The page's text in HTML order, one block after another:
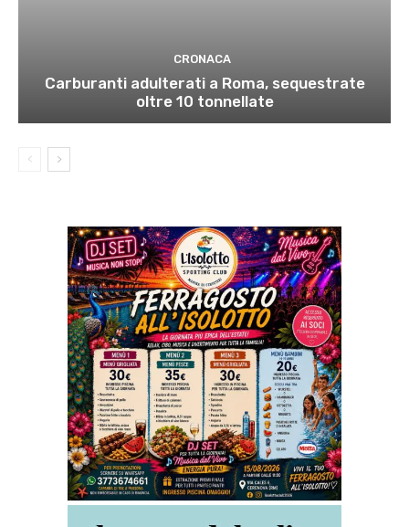
CRONACA
Carburanti adulterati a Roma, sequestrate
oltre 10 tonnellate